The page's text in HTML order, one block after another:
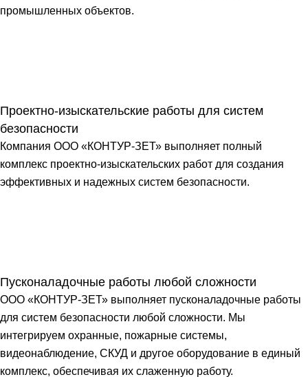
промышленных объектов.
Проектно-изыскательские работы для систем
безопасности
Компания ООО «КОНТУР-ЗЕТ» выполняет полный
комплекс проектно-изыскательских работ для создания
эффективных и надежных систем безопасности.
Пусконаладочные работы любой сложности
ООО «КОНТУР-ЗЕТ» выполняет пусконаладочные работы
для систем безопасности любой сложности. Мы
интегрируем охранные, пожарные системы,
видеонаблюдение, СКУД и другое оборудование в единый
комплекс, обеспечивая их слаженную работу.